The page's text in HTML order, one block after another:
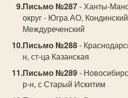
Письмо №287- Ханты-
округ - Югра АО,
Междуреченский
Письмо №288-
н, ст-ца Казанская
Письмо №289-
р-н, с Старый Искитим